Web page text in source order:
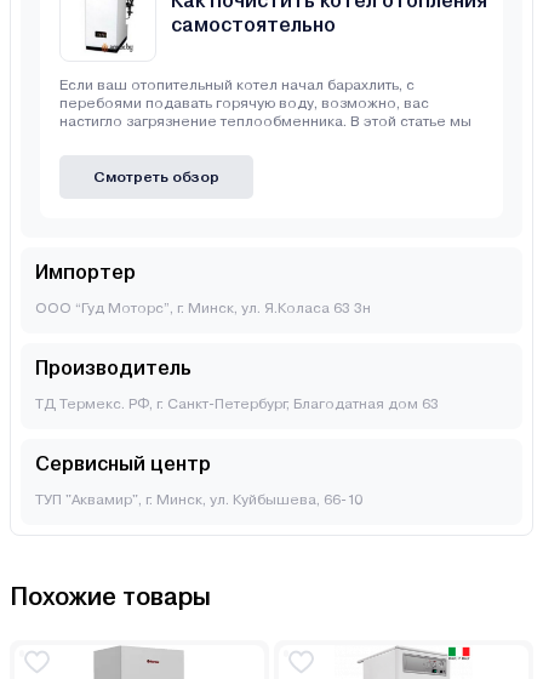
самостоятельно
Если ваш отопительный котел начал барахлить, с
перебоями подавать горячую воду, возможно, вас
настигло загрязнение теплообменника. В этой статье мы
Смотреть обзор
Импортер
ООО “Гуд Моторс”, г. Минск, ул. Я.Коласа 63 3н
Производитель
ТД Термекс. РФ, г. Санкт-Петербург, Благодатная дом 63
Сервисный центр
ТУП "Аквамир", г. Минск, ул. Куйбышева, 66-10
Похожие товары